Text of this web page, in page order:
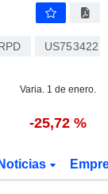
Varia. 1 de enero.
-25,72 %
Noticias